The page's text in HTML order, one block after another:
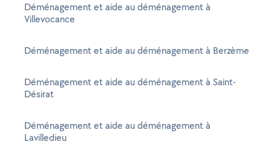
Déménagement et aide au déménagement à
Villevocance
Déménagement et aide au déménagement à Berzème
Déménagement et aide au déménagement à Saint-
Désirat
Déménagement et aide au déménagement à
Lavilledieu